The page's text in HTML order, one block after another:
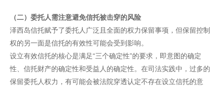
（二）委托人需注意避免信托被击穿的风险
泽西岛信托赋予了委托人广泛且全面的权力保留事项，但保留控制
权的另一面是信托的有效性可能会受到影响。
设立有效信托的核心是满足“三个确定性”的要求，即意图的确定
性、信托财产的确定性和受益人的确定性。在司法实践中，过多的
保留委托人权力，有可能会被法院穿透认定不存在设立信托的意